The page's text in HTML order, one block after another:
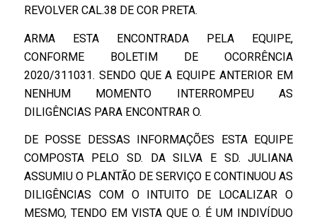
REVOLVER CAL.38 DE COR PRETA.
ARMA ESTA ENCONTRADA PELA EQUIPE,
CONFORME BOLETIM DE OCORRÊNCIA
2020/311031. SENDO QUE A EQUIPE ANTERIOR EM
NENHUM MOMENTO INTERROMPEU AS
DILIGÊNCIAS PARA ENCONTRAR O.
DE POSSE DESSAS INFORMAÇÕES ESTA EQUIPE
COMPOSTA PELO SD. DA SILVA E SD. JULIANA
ASSUMIU O PLANTÃO DE SERVIÇO E CONTINUOU AS
DILIGÊNCIAS COM O INTUITO DE LOCALIZAR O
MESMO, TENDO EM VISTA QUE O. É UM INDIVÍDUO